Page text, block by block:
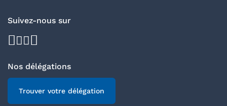
Suivez-nous sur
facebook
instagram
linkedin
Nos délégations
Trouver votre délégation